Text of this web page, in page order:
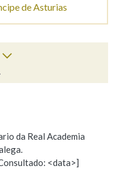
de Asturias
na palabra
da Real Academia
<data>]